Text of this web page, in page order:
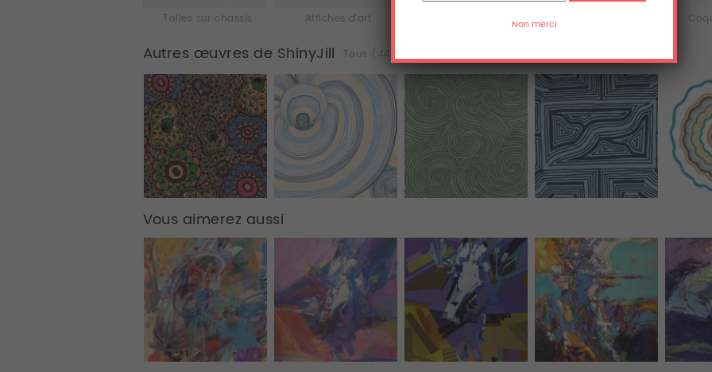
Toiles sur chassis Affiches d'art iPhone & iPod Skins Laptop & iPad Skins
Autres œuvres de ShinyJill Tous (44)
Vous aimerez aussi